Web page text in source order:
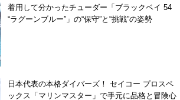
着用して分かったチューダー「ブラックベイ 54
“ラグーンブルー”」の“保守”と“挑戦”の姿勢
日本代表の本格ダイバーズ！ セイコー プロスペ
ックス「マリンマスター」で手元に品格と冒険心